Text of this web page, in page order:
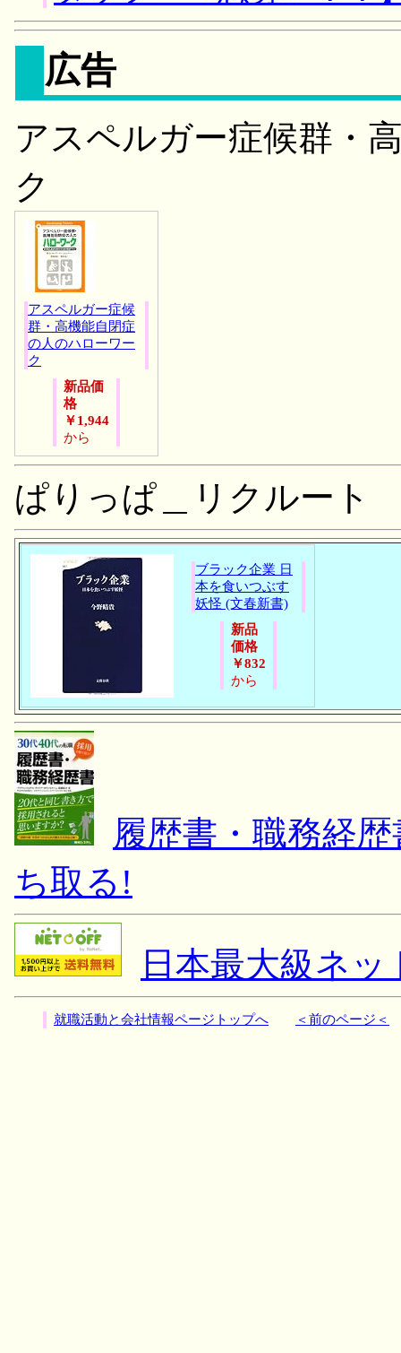
広告
アスペルガー症候群・
ク
アスペルガー症候
群・高機能自閉症
の人のハローワー
ク
新品価
格
￥1,944
から
ぱりっぱ＿リクルート
ブラック企業 日
本を食いつぶす
妖怪 (文春新書)
新品
価格
￥832
から
履歴書・職務経
ち取る!
日本最大級ネ
就職活動と会社情報ページトップへ ＜前のページ＜